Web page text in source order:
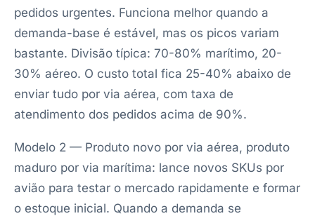
pedidos urgentes. Funciona melhor quando a
demanda-base é estável, mas os picos variam
bastante. Divisão típica: 70-80% marítimo, 20-
30% aéreo. O custo total fica 25-40% abaixo de
enviar tudo por via aérea, com taxa de
atendimento dos pedidos acima de 90%.
Modelo 2 — Produto novo por via aérea, produto
maduro por via marítima: lance novos SKUs por
avião para testar o mercado rapidamente e formar
o estoque inicial. Quando a demanda se